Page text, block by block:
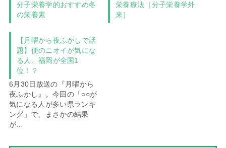
分子栄養学的おすすめ冬
の栄養素
栄養療法［分子栄養学外
来］
【月曜から夜ふかしで話
題】便のニオイが気にな
る人、福岡が全国1
位！？
6月30日放送の『月曜から
夜ふかし』。今回の「○○が
気になる人が多い県ランキ
ング」で、まさかの結果
が…